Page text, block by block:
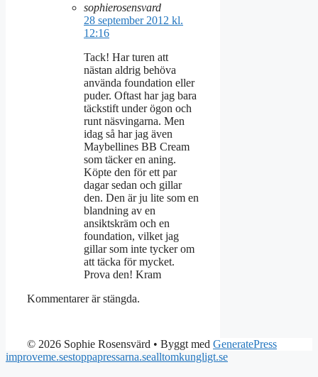
sophierosensvard
28 september 2012 kl.
12:16
Tack! Har turen att
nästan aldrig behöva
använda foundation eller
puder. Oftast har jag bara
täckstift under ögon och
runt näsvingarna. Men
idag så har jag även
Maybellines BB Cream
som täcker en aning.
Köpte den för ett par
dagar sedan och gillar
den. Den är ju lite som en
blandning av en
ansiktskräm och en
foundation, vilket jag
gillar som inte tycker om
att täcka för mycket.
Prova den! Kram
Kommentarer är stängda.
© 2026 Sophie Rosensvärd • Byggt med GeneratePress
improveme.sestoppapressarna.sealltomkungligt.se